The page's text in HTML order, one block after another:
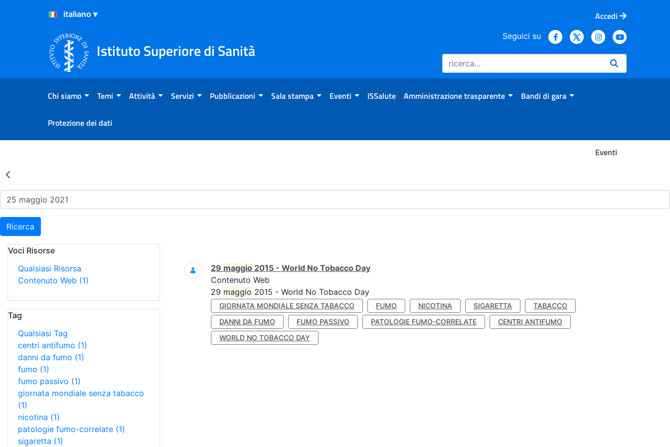
Salta al Contenuto
Salta al Footer
Accedi
Istituto Superiore di Sanità
Seguici su
Chi siamo Temi Attività Servizi Pubblicazioni Sala stampa Eventi ISSalute Amministrazione trasparente Bandi di gara
Protezione dei dati
Eventi
Risultati della Ricerca - Eventi
Ricerca
Voci Risorse
Qualsiasi Risorsa
Contenuto Web (1)
Tag
Qualsiasi Tag
centri antifumo (1)
danni da fumo (1)
fumo (1)
fumo passivo (1)
giornata mondiale senza tabacco
(1)
nicotina (1)
patologie fumo-correlate (1)
sigaretta (1)
Ricerca
29 maggio 2015 - World No Tobacco Day
Contenuto Web
29 maggio 2015 - World No Tobacco Day
GIORNATA MONDIALE SENZA TABACCO FUMO NICOTINA SIGARETTA
TABACCO
DANNI DA FUMO
FUMO PASSIVO PATOLOGIE FUMO-CORRELATE
CENTRI ANTIFUMO
WORLD NO TOBACCO DAY